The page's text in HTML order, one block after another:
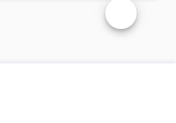
Changer la